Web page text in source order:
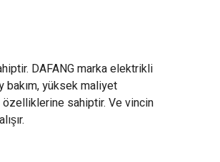
DAFANG marka elektrikli
bakım, yüksek maliyet
özelliklerine sahiptir. Ve vincin